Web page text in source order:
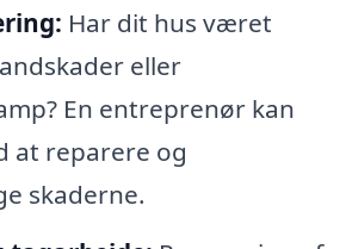
Har dit hus været
eller
En entreprenør kan
at reparere og
skaderne.